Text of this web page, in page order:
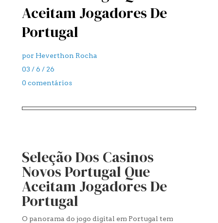
Aceitam Jogadores De
Portugal
por Heverthon Rocha
03 / 6 / 26
0 comentários
Seleção Dos Casinos
Novos Portugal Que
Aceitam Jogadores De
Portugal
O panorama do jogo digital em Portugal tem